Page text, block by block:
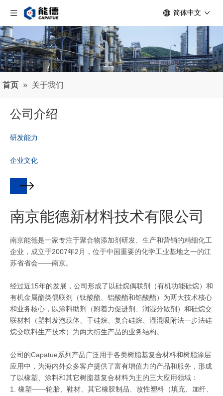
简体中文
首页 » 关于我们
公司介绍
研发能力
企业文化
南京能德新材料技术有限公司
南京能德是一家专注于聚合物添加剂研发、生产和营销的精细化工
企业，成立于2007年2月，位于中国重要的化学工业基地之一的江
苏省省会——南京。
经过近15年的发展，公司形成了以硅烷偶联剂（有机功能硅烷）和
有机金属酯类偶联剂（钛酸酯、铝酸酯和锆酸酯）为两大技术核心
和业务核心，以涂料助剂（附着力促进剂、润湿分散剂）和硅烷交
联材料（塑料发泡载体、干硅烷、复合硅烷、湿混吸附法一步法硅
烷交联料生产技术）为两大衍生产品的业务结构。
公司的Capatue系列产品广泛用于各类树脂基复合材料和树脂涂层
应用中，为海内外众多客户提供了富有增值力的产品和服务，形成
了以橡塑、涂料和其它树脂基复合材料为主的三大应用领域：
1. 橡塑——轮胎、鞋材、其它橡胶制品、改性塑料（填充、加纤、